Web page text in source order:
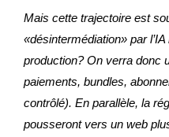
Mais cette trajectoire est
«désintermédiation» par
production? On verra donc
paiements, bundles,
contrôlé). En parallèle, la
pousseront vers un web